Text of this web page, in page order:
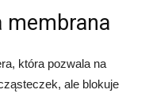
membrana
która pozwala na
ale blokuje